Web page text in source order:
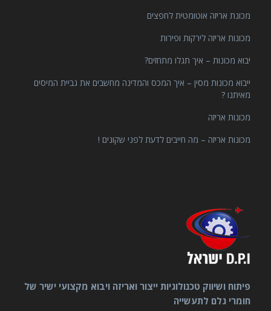
מכונת אריזה אוטומטית לחפצים
מכונות אריזה לירקות ופירות
יבוא מכונות – איך תגלו מתחזים?
ייבוא מכונות מסין – איך המכס והמדינה מחשבים את גביית המיסים
מאיתנו ?
מכונות אריזה
מכונות אריזה – מה חייבים לדעת לפני שקונים !
פיתוח ושיווק טכנולוגיות ייצור ואריזה ויבוא מקצועי ישיר של
חומרי גלם לתעשייה